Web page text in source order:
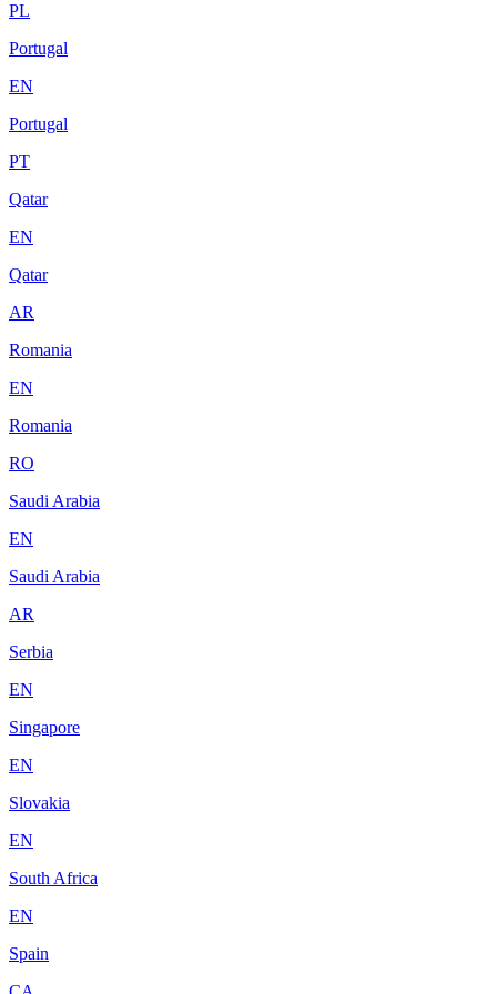
PL
Portugal
EN
Portugal
PT
Qatar
EN
Qatar
AR
Romania
EN
Romania
RO
Saudi Arabia
EN
Saudi Arabia
AR
Serbia
EN
Singapore
EN
Slovakia
EN
South Africa
EN
Spain